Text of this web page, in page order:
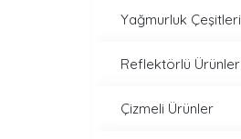
Yağmurluk Çeşitleri
Reflektörlü Ürünler
Çizmeli Ürünler